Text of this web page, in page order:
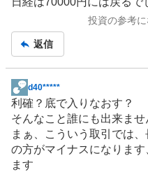
示
事
投資の参考
返信
掲
示
板
記
事
d40*****
利確？底で入りなおす？
そんなこと誰にも出来ませ
まぁ、こういう取引では
の方がマイナスになりま
ます